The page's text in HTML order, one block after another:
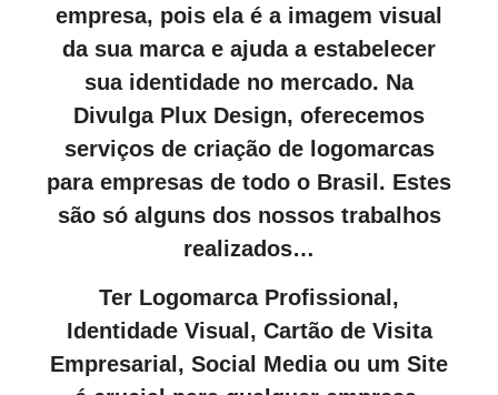
empresa, pois ela é a imagem visual
da sua marca e ajuda a estabelecer
sua identidade no mercado. Na
Divulga Plux Design, oferecemos
serviços de criação de logomarcas
para empresas de todo o Brasil. Estes
são só alguns dos nossos trabalhos
realizados…
Ter Logomarca Profissional,
Identidade Visual, Cartão de Visita
Empresarial, Social Media ou um Site